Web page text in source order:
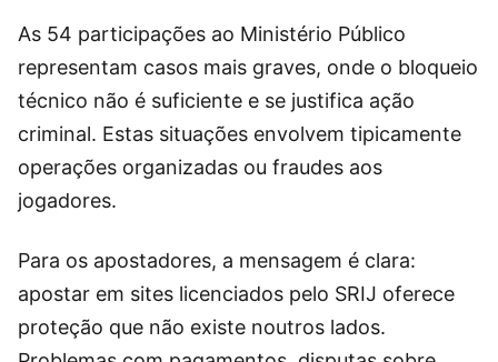
As 54 participações ao Ministério Público
representam casos mais graves, onde o bloqueio
técnico não é suficiente e se justifica ação
criminal. Estas situações envolvem tipicamente
operações organizadas ou fraudes aos
jogadores.
Para os apostadores, a mensagem é clara:
apostar em sites licenciados pelo SRIJ oferece
proteção que não existe noutros lados.